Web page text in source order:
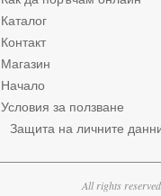
Каталог
Контакт
Магазин
Начало
Условия за ползване
Защита на личните
All rights